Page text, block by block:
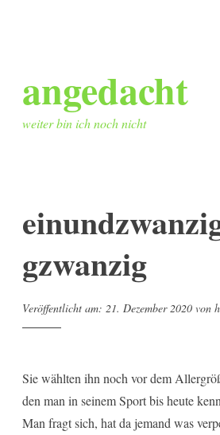
springen
angedacht
weiter bin ich noch nicht
gzwanzig
Veröffentlicht am: 21. Dezember 2020 von
Sie wählten ihn noch vor dem
den man in seinem Sport bis heute
Man fragt sich, hat da jemand was